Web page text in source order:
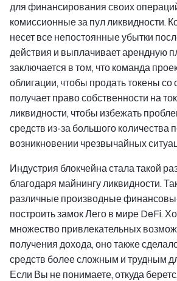
для финансирования своих
комиссионные за пул ликвидности.
несет все непостоянные убытки
действия и выплачивает арендную
заключается в том, что команда
облигации, чтобы продать токены со
получает право собственности на
ликвидности, чтобы избежать
средств из-за большого количества
возникновении чрезвычайных
Индустрия блокчейна стала такой
благодаря майнингу ликвидности.
различные производные
построить замок Лего в мире DeFi.
множество привлекательных
получения дохода, оно также
средств более сложным и трудным
Если Вы не понимаете, откуда